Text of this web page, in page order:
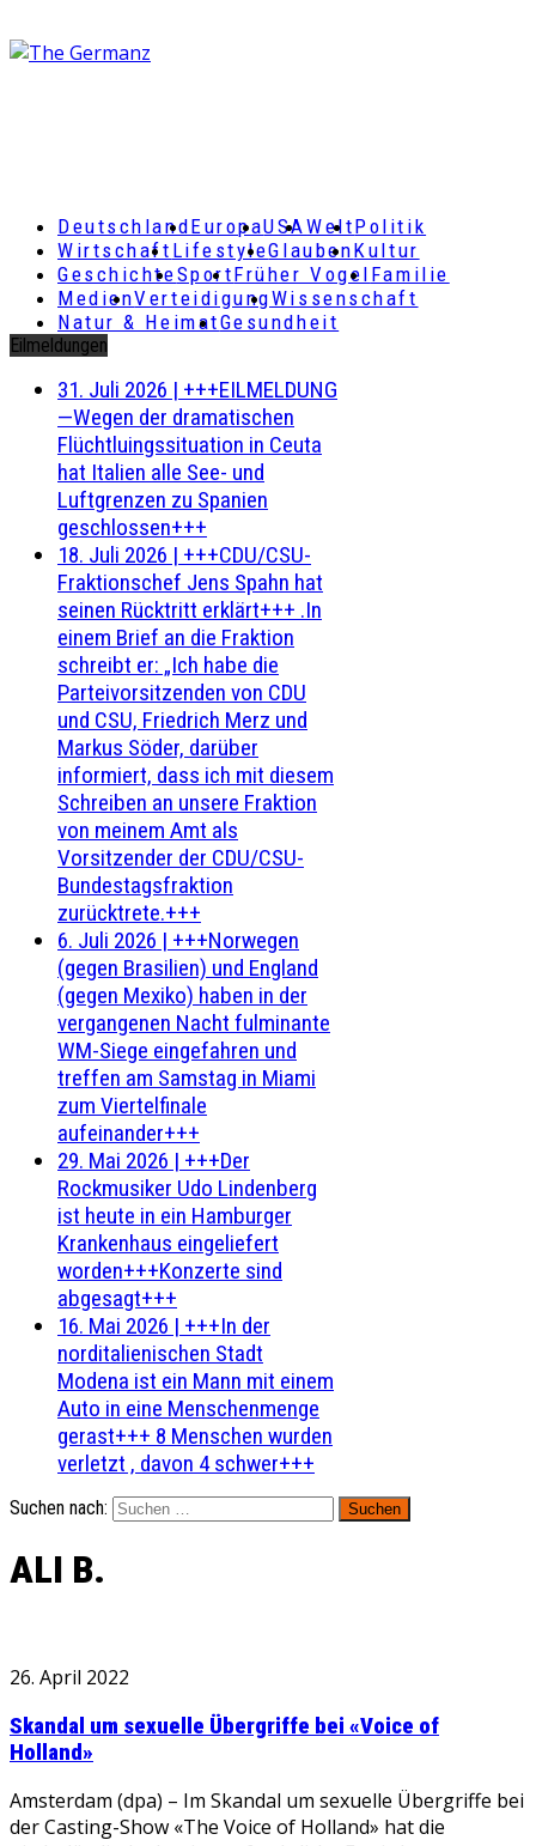
DeutschlandEuropaUSAWeltPolitik
Wirtschaft LifestyleGlaubenKultur
GeschichteSportFrüher Vogel Familie
MedienVerteidigungWissenschaft
Natur & HeimatGesundheit
Eilmeldungen
31. Juli 2026 | +++EILMELDUNG
—Wegen der dramatischen
Flüchtluingssituation in Ceuta
hat Italien alle See- und
Luftgrenzen zu Spanien
geschlossen+++
18. Juli 2026 | +++CDU/CSU-
Fraktionschef Jens Spahn hat
seinen Rücktritt erklärt+++ .In
einem Brief an die Fraktion
schreibt er: „Ich habe die
Parteivorsitzenden von CDU
und CSU, Friedrich Merz und
Markus Söder, darüber
informiert, dass ich mit diesem
Schreiben an unsere Fraktion
von meinem Amt als
Vorsitzender der CDU/CSU-
Bundestagsfraktion
zurücktrete.+++
6. Juli 2026 | +++Norwegen
(gegen Brasilien) und England
(gegen Mexiko) haben in der
vergangenen Nacht fulminante
WM-Siege eingefahren und
treffen am Samstag in Miami
zum Viertelfinale
aufeinander+++
29. Mai 2026 | +++Der
Rockmusiker Udo Lindenberg
ist heute in ein Hamburger
Krankenhaus eingeliefert
worden+++Konzerte sind
abgesagt+++
16. Mai 2026 | +++In der
norditalienischen Stadt
Modena ist ein Mann mit einem
Auto in eine Menschenmenge
gerast+++ 8 Menschen wurden
verletzt , davon 4 schwer+++
Suchen nach:
ALI B.
26. April 2022
Skandal um sexuelle Übergriffe bei «Voice of
Holland»
Amsterdam (dpa) – Im Skandal um sexuelle Übergriffe bei
der Casting-Show «The Voice of Holland» hat die